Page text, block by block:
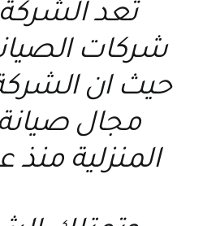
تعد
شركات
حيث ان
مجال صيانة
المنزلية منذ عام